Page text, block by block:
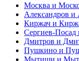
Москва и
Александров и
Киржач и
Сергиев-Посад
Дмитров и
Пушкино и
Мытищи и